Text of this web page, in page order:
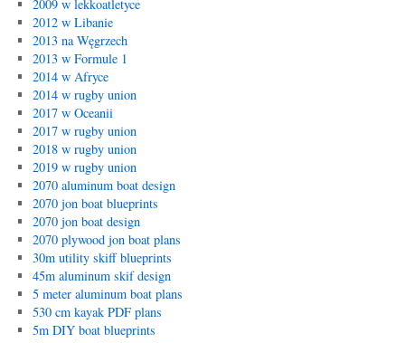
2009 w lekkoatletyce
2012 w Libanie
2013 na Węgrzech
2013 w Formule 1
2014 w Afryce
2014 w rugby union
2017 w Oceanii
2017 w rugby union
2018 w rugby union
2019 w rugby union
2070 aluminum boat design
2070 jon boat blueprints
2070 jon boat design
2070 plywood jon boat plans
30m utility skiff blueprints
45m aluminum skif design
5 meter aluminum boat plans
530 cm kayak PDF plans
5m DIY boat blueprints